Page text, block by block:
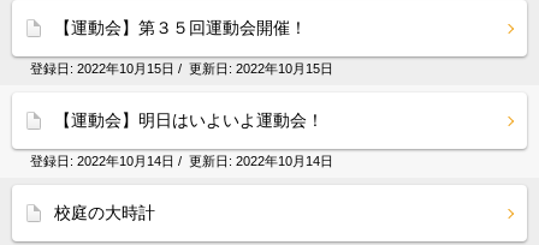
【運動会】第３５回運動会開催！
登録日: 2022年10月15日 / 更新日: 2022年10月15日
【運動会】明日はいよいよ運動会！
登録日: 2022年10月14日 / 更新日: 2022年10月14日
校庭の大時計